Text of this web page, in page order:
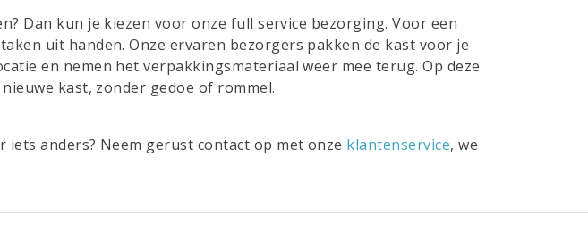
Dan kun je kiezen voor onze full service bezorging. Voor een
uit handen. Onze ervaren bezorgers pakken de kast voor je
en nemen het verpakkingsmateriaal weer mee terug. Op deze
kast, zonder gedoe of rommel.
iets anders? Neem gerust contact op met onze klantenservice, we